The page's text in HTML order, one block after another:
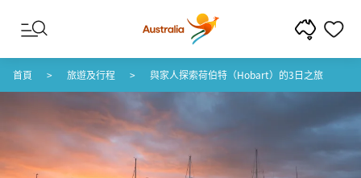
跳至內容
跳至頁尾導覽
首頁 旅遊及行程 與家人探索荷伯特（Hobart）的3日之旅